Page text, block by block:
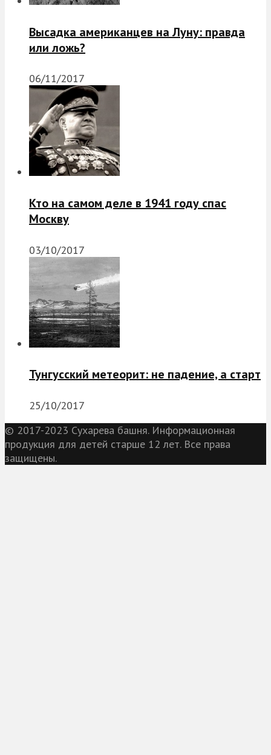
Высадка американцев на Луну: правда
или ложь?
06/11/2017
Кто на самом деле в 1941 году спас
Москву
03/10/2017
Тунгусский метеорит: не падение, а старт
25/10/2017
© 2017-2023 Сухарева башня. Информационная
продукция для детей старше 12 лет. Все права
защищены.